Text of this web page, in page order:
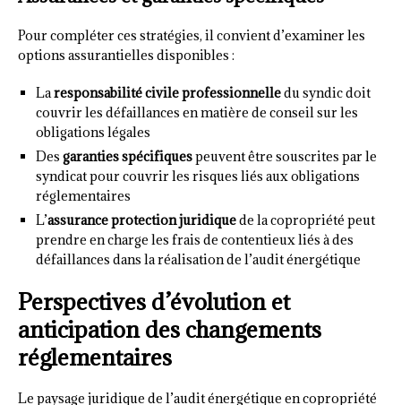
Pour compléter ces stratégies, il convient d’examiner les
options assurantielles disponibles :
Laresponsabilité civile professionnelledu syndic doit
couvrir les défaillances en matière de conseil sur les
obligations légales
Des garanties spécifiquespeuvent être souscrites par le
syndicat pour couvrir les risques liés aux obligations
réglementaires
L’assurance protection juridiquede la copropriété peut
prendre en charge les frais de contentieux liés à des
défaillances dans la réalisation de l’audit énergétique
Perspectives d’évolution et
anticipation des changements
réglementaires
Le paysage juridique de l’audit énergétique en copropriété